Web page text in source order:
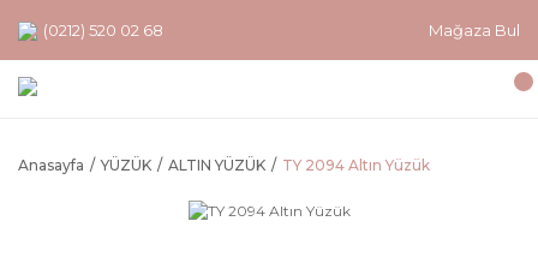
(0212) 520 02 68 Mağaza Bul
Anasayfa YÜZÜK ALTIN YÜZÜK TY 2094 Altın Yüzük